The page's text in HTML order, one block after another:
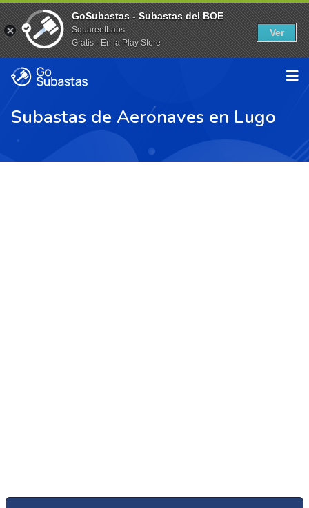
Subastas de Aeronaves en Lugo
GoSubastas - Subastas del BOE
SquareetLabs
Gratis - En la Play Store
Ver